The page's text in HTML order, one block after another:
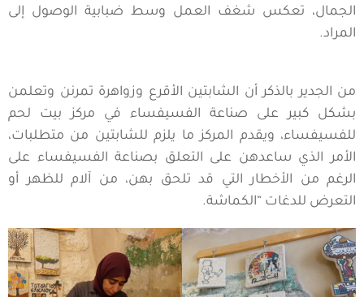
الجمال، تعكس شغف العمل وسط ضبابية الوصول إلى
المراد.
من الجدير بالذكر أن الشابتين الأقرع وزواهرة تمرنن وتعلمن
بشكل كبير على صناعة الفسيفساء في مركز بيت لحم
للفسيفساء، ويقدم المركز ما يلزم للشابتين من متطلبات،
الأمر الذي ساعدهن على التعلق بصناعة الفسيفساء على
الرغم من الأخطار التي قد تلحق بهن، من آلام للظهر أو
التعرض للدغات “الكماشة.